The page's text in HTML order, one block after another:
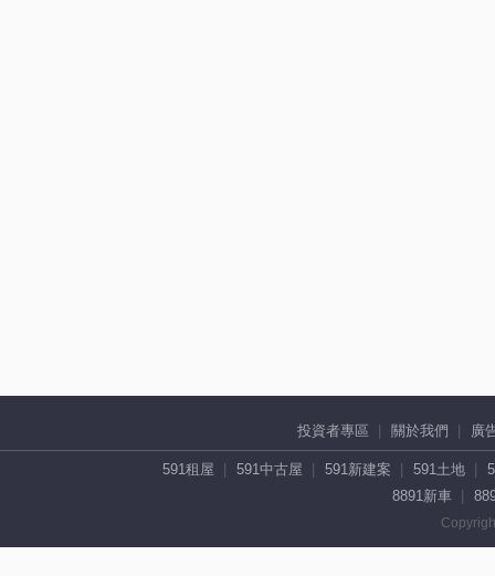
投資者專區 關於我們 廣
591租屋 591中古屋 591新建案 591土地
8891新車